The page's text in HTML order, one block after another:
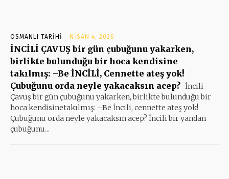
OSMANLI TARIHI NISAN 4, 2026
İNCİLİ ÇAVUŞ bir gün çubuğunu yakarken,
birlikte bulunduğu bir hoca kendisine
takılmış: –Be İNCİLİ, Cennette ateş yok!
Çubuğunu orda neyle yakacaksın acep? İncili
Çavuş bir gün çubuğunu yakarken, birlikte bulunduğu bir
hoca kendisinetakılmış: –Be İncili, cennette ateş yok!
Çubuğunu orda neyle yakacaksın acep? İncili bir yandan
çubuğunu...